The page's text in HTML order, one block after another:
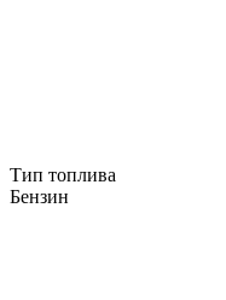
Тип топлива
Бензин